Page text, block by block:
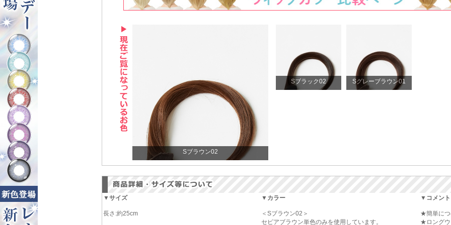
Sブラウン02
Sブラック02 Sグレーブラウン01
▼サイズ
長さ:約25cm
▼カラー
＜Sブラウン02＞
セピアブラウン単色のみを使用しています。
▼コメント
★簡単につ
★ロングウ